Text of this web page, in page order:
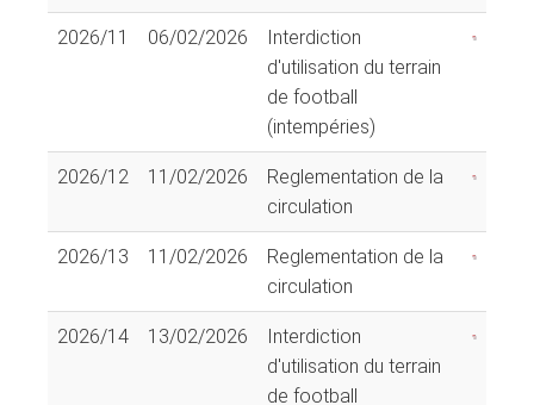
2026/11 06/02/2026
Interdiction
d'utilisation du terrain
de football
(intempéries)
2026/12 11/02/2026
Reglementation de la
circulation
2026/13 11/02/2026
Reglementation de la
circulation
2026/14 13/02/2026
Interdiction
d'utilisation du terrain
de football